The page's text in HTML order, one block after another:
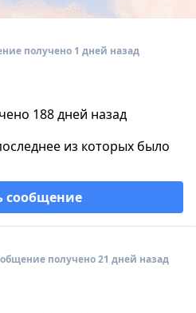
получено 1 дней назад
188 дней назад
из которых было
сообщение
получено 21 дней назад